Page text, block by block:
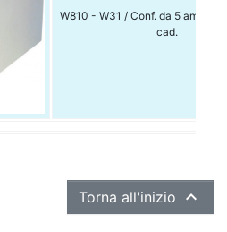
W810 - W31 / Conf. da 5 ampolle
cad.
Torna all'inizio 